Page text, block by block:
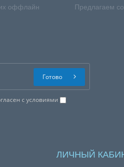
оффлайн
Предлагаем
с условиями
Готово
ЛИЧНЫЙ